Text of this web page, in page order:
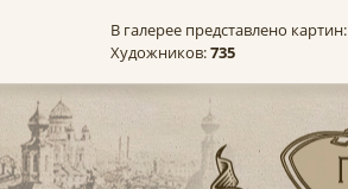
В галерее представлено картин:
Художников:735